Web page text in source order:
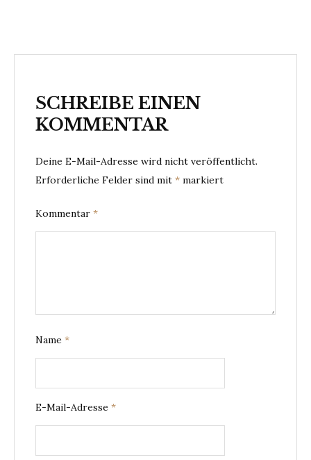
SCHREIBE EINEN
KOMMENTAR
Deine E-Mail-Adresse wird nicht veröffentlicht.
Erforderliche Felder sind mit * markiert
Kommentar *
Name *
E-Mail-Adresse *